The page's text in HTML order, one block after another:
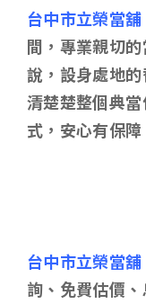
台中市立榮當舖
間，專業親切
說，設身處地
清楚楚整個典
式，安心有保
台中市立榮當舖
詢、免費估價